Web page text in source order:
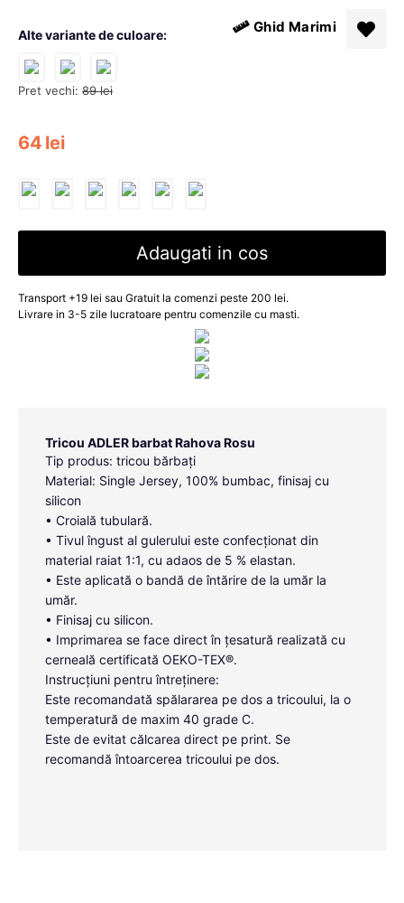
Pret vechi: 89 lei
64 lei
Alte variante de culoare: Ghid Marimi
Adaugati in cos
Transport +19 lei sau Gratuit la comenzi peste 200 lei.
Livrare in 3-5 zile lucratoare pentru comenzile cu masti.
Tricou ADLER barbat Rahova Rosu
Tip produs: tricou bărbați
Material: Single Jersey, 100% bumbac, finisaj cu
silicon
• Croială tubulară.
• Tivul îngust al gulerului este confecționat din
material raiat 1:1, cu adaos de 5 % elastan.
• Este aplicată o bandă de întărire de la umăr la
umăr.
• Finisaj cu silicon.
• Imprimarea se face direct în țesatură realizată cu
cerneală certificată OEKO-TEX®.
Instrucțiuni pentru întreținere:
Este recomandată spălararea pe dos a tricoului, la o
temperatură de maxim 40 grade C.
Este de evitat călcarea direct pe print. Se
recomandă întoarcerea tricoului pe dos.